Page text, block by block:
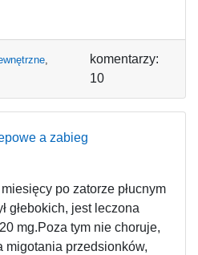
,
komentarzy:
10
a zabieg
po zatorze płucnym
głebokich, jest leczona
mg.Poza tym nie choruje,
migotania przedsionków,